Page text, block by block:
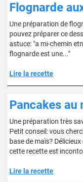
Flognarde
Une préparation de
pouvez préparer ce
astuce: "a mi-chemin
flognarde est une..."
Lire la recette
Pancakes au
Une préparation très
Petit conseil: vous
base de maïs?
cette recette est
Lire la recette